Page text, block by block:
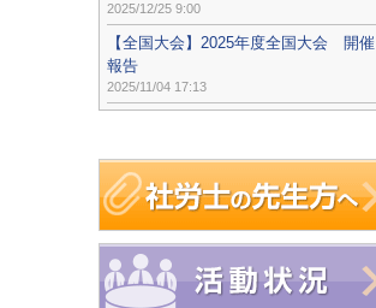
2025/12/25 9:00
【全国大会】2025年度全国大会 開催
報告
2025/11/04 17:13